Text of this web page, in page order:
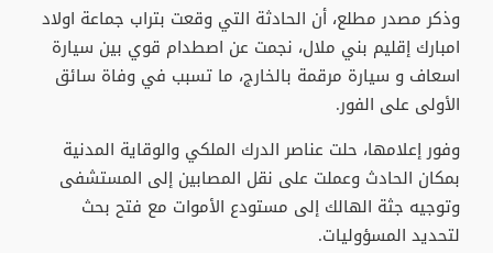
وذكر مصدر مطلع، أن الحادثة التي وقعت بتراب جماعة اولاد
امبارك إقليم بني ملال، نجمت عن اصطدام قوي بين سيارة
اسعاف و سيارة مرقمة بالخارج، ما تسبب في وفاة سائق
الأولى على الفور.
وفور إعلامها، حلت عناصر الدرك الملكي والوقاية المدنية
بمكان الحادث وعملت على نقل المصابين إلى المستشفى
وتوجيه جثة الهالك إلى مستودع الأموات مع فتح بحث
لتحديد المسؤوليات.